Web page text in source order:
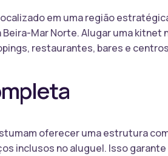
em uma região
Beira-Mar Norte. Alugar uma
restaurantes, bares e
oferecer uma estrutura
inclusos no aluguel. Isso